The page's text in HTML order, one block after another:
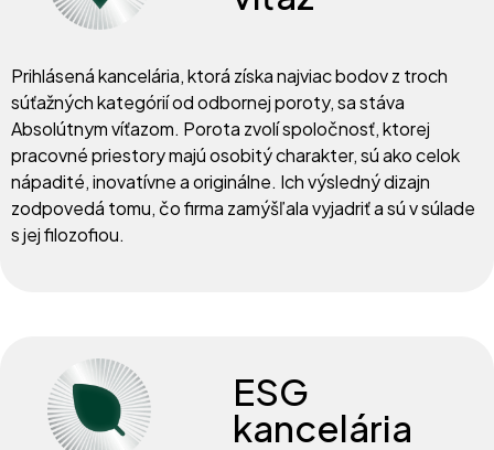
Prihlásená kancelária, ktorá získa najviac bodov z troch
súťažných kategórií od odbornej poroty, sa stáva
Absolútnym víťazom. Porota zvolí spoločnosť, ktorej
pracovné priestory majú osobitý charakter, sú ako celok
nápadité, inovatívne a originálne. Ich výsledný dizajn
zodpovedá tomu, čo firma zamýšľala vyjadriť a sú v súlade
s jej filozofiou.
ESG
kancelária